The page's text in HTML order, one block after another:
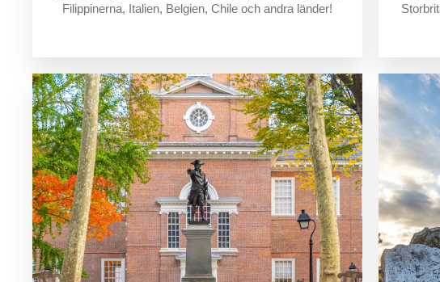
Filippinerna, Italien, Belgien, Chile och andra länder!